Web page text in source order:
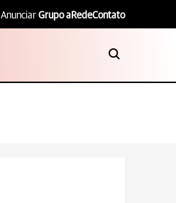
Anunciar Grupo aRedeContato